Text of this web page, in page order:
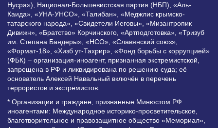
Нусра»), Национал-Большевистская партия (НБП), «Аль-
Каида», «УНА-УНСО», «Талибан», «Меджлис крымско-
татарского народа», «Свидетели Иеговы», «Мизантропик
Дивижн», «Братство» Корчинского, «Артподготовка», «Тризуб
им. Степана Бандеры», «НСО», «Славянский союз»,
«Формат-18», «Хизб ут-Тахрир», «Фонд борьбы с коррупцией»
(ФБК) – организация-иноагент, признанная экстремистской,
запрещена в РФ и ликвидирована по решению суда; её
основатель Алексей Навальный включён в перечень
террористов и экстремистов.
* Организации и граждане, признанные Минюстом РФ
иноагентами: Международное историко-просветительское,
благотворительное и правозащитное общество «Мемориал»,